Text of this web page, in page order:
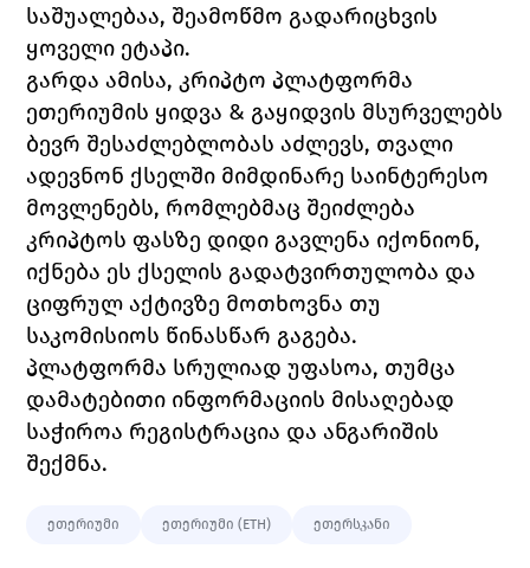
საშუალებაა, შეამოწმო გადარიცხვის
ყოველი ეტაპი.
გარდა ამისა, კრიპტო პლატფორმა
ეთერიუმის ყიდვა & გაყიდვის მსურველებს
ბევრ შესაძლებლობას აძლევს, თვალი
ადევნონ ქსელში მიმდინარე საინტერესო
მოვლენებს, რომლებმაც შეიძლება
კრიპტოს ფასზე დიდი გავლენა იქონიონ,
იქნება ეს ქსელის გადატვირთულობა და
ციფრულ აქტივზე მოთხოვნა თუ
საკომისიოს წინასწარ გაგება.
პლატფორმა სრულიად უფასოა, თუმცა
დამატებითი ინფორმაციის მისაღებად
საჭიროა რეგისტრაცია და ანგარიშის
შექმნა.
ეთერიუმი ეთერიუმი (ETH) ეთერსკანი